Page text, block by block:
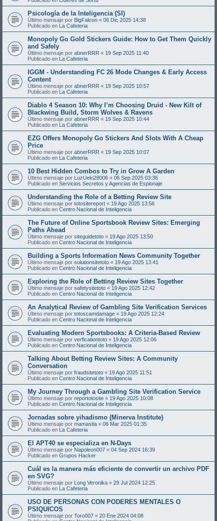
Psicología de la Inteligencia (SI)
Último mensaje por BigFalcon « 06 Dic 2025 14:38
Publicado en La Cafeteria
Monopoly Go Gold Stickers Guide: How to Get Them Quickly
and Safely
Último mensaje por abnerRRR « 19 Sep 2025 11:40
Publicado en La Cafeteria
IGGM - Understanding FC 26 Mode Changes & Early Access
Content
Último mensaje por abnerRRR « 19 Sep 2025 10:57
Publicado en La Cafeteria
Diablo 4 Season 10: Why I’m Choosing Druid - New Kilt of
Blackwing Build, Storm Wolves & Ravens
Último mensaje por abnerRRR « 19 Sep 2025 10:44
Publicado en La Cafeteria
EZG Offers Monopoly Go Stickers And Slots With A Cheap
Price
Último mensaje por abnerRRR « 19 Sep 2025 10:07
Publicado en La Cafeteria
10 Best Hidden Combos to Try in Grow A Garden
Último mensaje por LuzUeki28006 « 06 Sep 2025 03:36
Publicado en Servicios Secretos y Agencias de Espionaje
Understanding the Role of a Betting Review Site
Último mensaje por totositereport « 19 Ago 2025 13:56
Publicado en Centro Nacional de Inteligencia
The Future of Online Sportsbook Review Sites: Emerging
Paths Ahead
Último mensaje por siteguidetoto « 19 Ago 2025 13:50
Publicado en Centro Nacional de Inteligencia
Building a Sports Information News Community Together
Último mensaje por solutionsitetoto « 19 Ago 2025 13:41
Publicado en Centro Nacional de Inteligencia
Exploring the Role of Betting Review Sites Together
Último mensaje por safetysitetoto « 19 Ago 2025 12:42
Publicado en Centro Nacional de Inteligencia
An Analytical Review of Gambling Site Verification Services
Último mensaje por totoscamdamage « 19 Ago 2025 12:24
Publicado en Centro Nacional de Inteligencia
Evaluating Modern Sportsbooks: A Criteria-Based Review
Último mensaje por verficationtoto « 19 Ago 2025 12:06
Publicado en Centro Nacional de Inteligencia
Talking About Betting Review Sites: A Community
Conversation
Último mensaje por fraudsitetoto « 19 Ago 2025 11:51
Publicado en Centro Nacional de Inteligencia
My Journey Through a Gambling Site Verification Service
Último mensaje por reportotosite « 19 Ago 2025 10:08
Publicado en Centro Nacional de Inteligencia
Jornadas sobre yihadismo (Minerva Institute)
Último mensaje por mamasita « 06 Mar 2025 01:35
Publicado en La Cafeteria
El APT40 se especializa en N-Days
Último mensaje por Napoleon007 « 04 Sep 2024 16:39
Publicado en Grupos Hacker
Cuál es la manera más eficiente de convertir un archivo PDF
en SVG?
Último mensaje por Long Veronika « 29 Jul 2024 12:25
Publicado en La Cafeteria
USO DE PERSONAS CON PODERES MENTALES O
PSIQUICOS
Último mensaje por Toro007 « 20 Ene 2024 04:08